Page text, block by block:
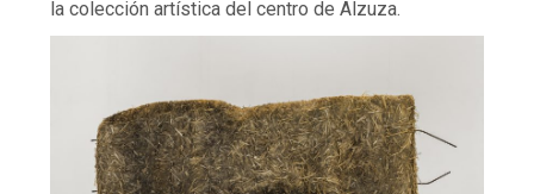
la colección artística del centro de Alzuza.